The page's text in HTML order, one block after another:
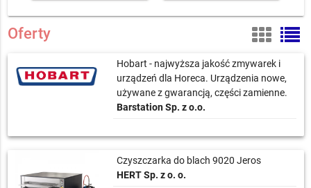
Oferty
Hobart - najwyższa jakość zmywarek i
urządzeń dla Horeca. Urządzenia nowe,
używane z gwarancją, części zamienne.
Barstation Sp. z o.o.
Czyszczarka do blach 9020 Jeros
HERT Sp. z o. o.